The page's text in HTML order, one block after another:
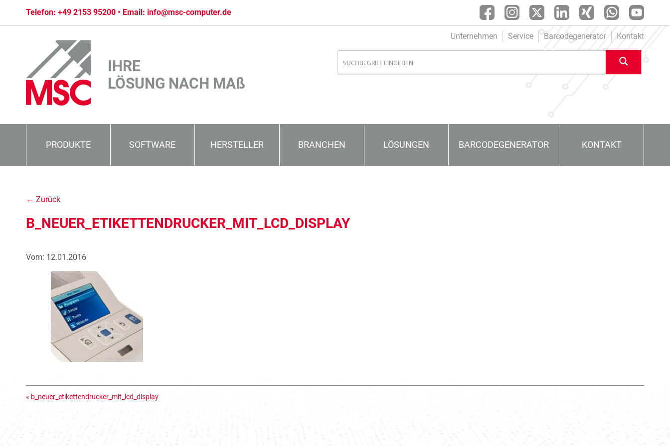
Telefon: +49 2153 95200 • Email: info@msc-computer.de
Unternehmen Service Barcodegenerator Kontakt
IHRE
LÖSUNG NACH MAß
PRODUKTE SOFTWARE HERSTELLER BRANCHEN LÖSUNGEN BARCODEGENERATOR KONTAKT
← Zurück
B_NEUER_ETIKETTENDRUCKER_MIT_LCD_DISPLAY
Vom: 12.01.2016
« b_neuer_etikettendrucker_mit_lcd_display